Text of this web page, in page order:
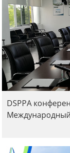
DSPPA